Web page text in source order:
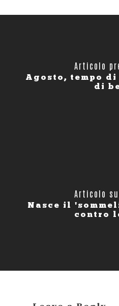
Articolo
Agosto, tempo
di
Articolo
Nasce il
contro